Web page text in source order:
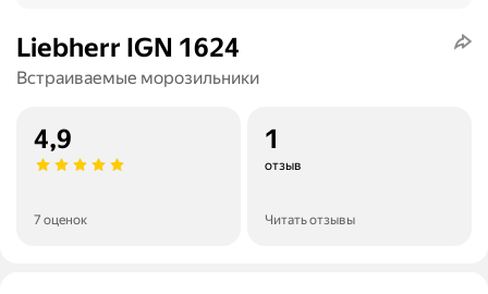
Liebherr IGN 1624
Встраиваемые морозильники
4,9
7 оценок
1
отзыв
Читать отзывы